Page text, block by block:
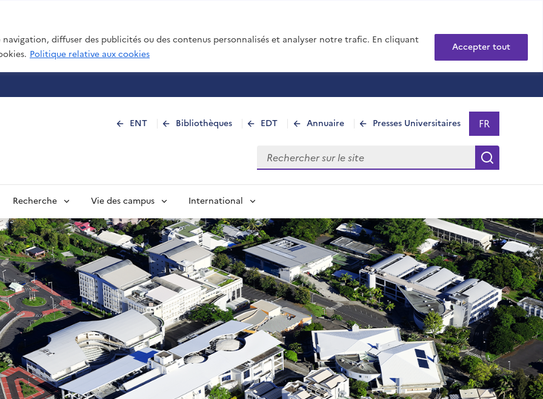
diffuser des publicités ou des contenus personnalisés et analyser notre trafic. En cliquant
Politique relative aux cookies
Accepter tout
ENT Bibliothèques EDT Annuaire Presses Universitaires Sélectionner
FR
- Français
Rechercher sur le site
Recherche Vie des campus International